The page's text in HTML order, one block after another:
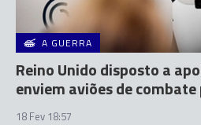
A GUERRA
Reino Unido disposto a
enviem aviões de
18 Fev 18:57